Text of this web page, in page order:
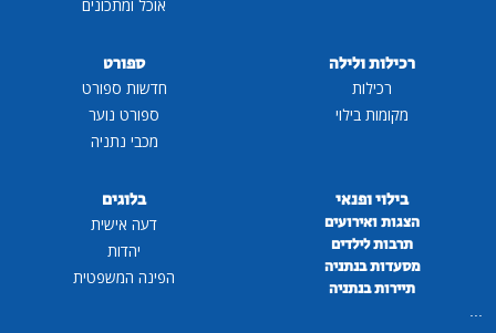
אוכל ומתכונים
רכילות ולילה
רכילות
מקומות בילוי
ספורט
חדשות ספורט
ספורט נוער
מכבי נתניה
בילוי ופנאי
הצגות ואירועים
תרבות לילדים
מסעדות בנתניה
תיירות בנתניה
...
בלוגים
דעה אישית
יהדות
הפינה המשפטית